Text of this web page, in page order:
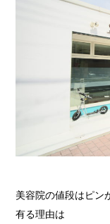
美容院の値段はピン
有る理由は